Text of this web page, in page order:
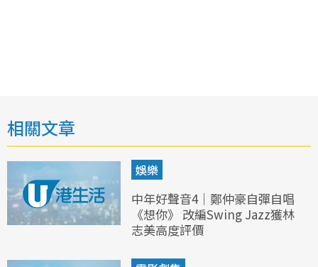
相關文章
娛樂
中年好聲音4｜鄭仲豪自彈自唱
《想你》 改編Swing Jazz獲林
志美高度評價